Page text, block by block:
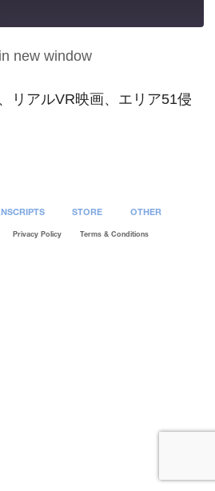
new window
リアルVR映画、エリア51侵
STORE OTHER
Privacy Policy Terms & Conditions